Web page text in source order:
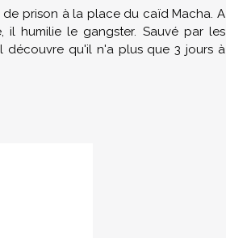
prison à la place du caïd Macha. A
il humilie le gangster. Sauvé par les
découvre qu'il n'a plus que 3 jours à